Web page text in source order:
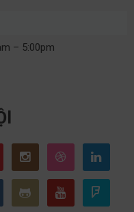
– 5:00pm